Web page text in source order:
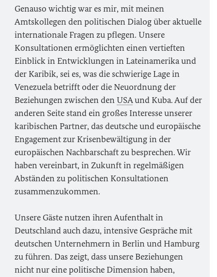
Genauso wichtig war es mir, mit meinen
Amtskollegen den politischen Dialog über aktuelle
internationale Fragen zu pflegen. Unsere
Konsultationen ermöglichten einen vertieften
Einblick in Entwicklungen in Lateinamerika und
der Karibik, sei es, was die schwierige Lage in
Venezuela betrifft oder die Neuordnung der
Beziehungen zwischen denUSAund Kuba. Auf der
anderen Seite stand ein großes Interesse unserer
karibischen Partner, das deutsche und europäische
Engagement zur Krisenbewältigung in der
europäischen Nachbarschaft zu besprechen. Wir
haben vereinbart, in Zukunft in regelmäßigen
Abständen zu politischen Konsultationen
zusammenzukommen.
Unsere Gäste nutzen ihren Aufenthalt in
Deutschland auch dazu, intensive Gespräche mit
deutschen Unternehmern in Berlin und Hamburg
zu führen. Das zeigt, dass unsere Beziehungen
nicht nur eine politische Dimension haben,